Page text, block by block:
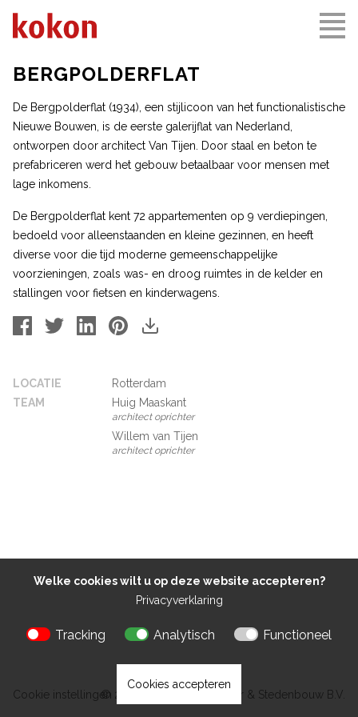
Welke cookies wilt u op deze website accepteren?
Privacyverklaring
Tracking Analytisch Functioneel
Cookies accepteren
BERGPOLDERFLAT
De Bergpolderflat (1934), een stijlicoon van het functionalistische
Nieuwe Bouwen, is de eerste galerijflat van Nederland,
ontworpen door architect Van Tijen. Door staal en beton te
prefabriceren werd het gebouw betaalbaar voor mensen met
lage inkomens.
De Bergpolderflat kent 72 appartementen op 9 verdiepingen,
bedoeld voor alleenstaanden en kleine gezinnen, en heeft
diverse voor die tijd moderne gemeenschappelijke
voorzieningen, zoals was- en droog ruimtes in de kelder en
stallingen voor fietsen en kinderwagens.
LOCATIE
Rotterdam
TEAM
Huig Maaskant
architect oprichter
Willem van Tijen
architect oprichter
Cookie instellingen© 2026 Kokon Architectuur & Stedenbouw B.V.